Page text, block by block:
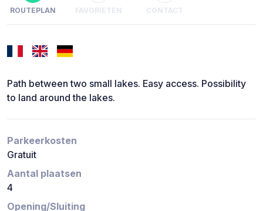
ROUTEPLAN FAVORIETEN CONTACT
Path between two small lakes. Easy access. Possibility
to land around the lakes.
Parkeerkosten
Gratuit
Aantal plaatsen
4
Opening/Sluiting